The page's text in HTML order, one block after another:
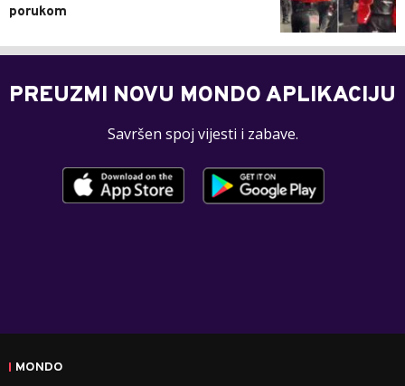
porukom
PREUZMI NOVU MONDO APLIKACIJU
Savršen spoj vijesti i zabave.
MONDO